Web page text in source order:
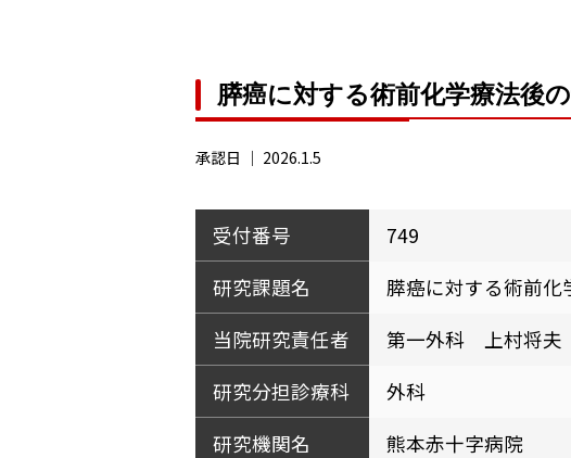
膵癌に対する術前化学療法後
承認日 ｜ 2026.1.5
受付番号
749
研究課題名
膵癌に対する術前
当院研究責任者
第一外科 上村将夫
研究分担診療科
外科
研究機関名
熊本赤十字病院